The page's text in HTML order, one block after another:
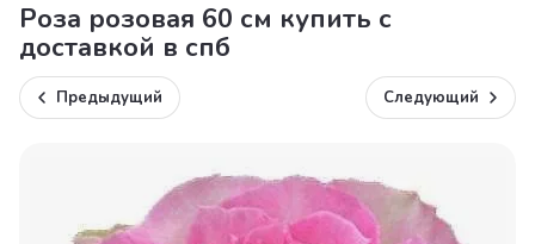
Роза розовая 60 см купить с
доставкой в спб
Предыдущий Следующий